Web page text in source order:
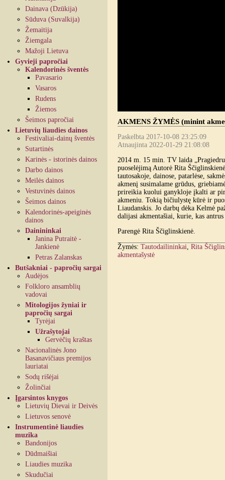
Dainava (Dzūkija)
Sūduva (Suvalkija)
Žemaitija
Žiemgala
Mažoji Lietuva
Gyvieji papročiai
Kalendorinės šventės
Pavasario
Vasaros
Rudens
Žiemos
Šeimos papročiai
Lietuvių liaudies dainos
Festivaliai-dainų šventės
Sutartinės
Karinės - istorinės dainos
Darbo dainos
Meilės dainos
Vestuvinės dainos
Šeimos dainos
Kalendorinės-apeiginės
dainos
Dainininkai
Janina Putraitė -
Jankienė
Petras Zalanskas
Butšakniai - papročių sargai
Audėjos
Folkloro ansamblių
vadovai
Mitologijos žyniai ir
papročių sargai
Tyrėjai
Užrašytojai
Gervėčių kraštas
Nacionalinės Jono
Basanavičiaus premijos
lauriatai
Sodų rišėjai
Žolinčiai
Įgarsintos knygos
Lietuvių Dievai ir Deivės
Lietuvos senovė
Instrumentinė liaudies
muzika
Bandonijos
Dūdmaišiai
Liaudies muzika
Skudučiai
AKMENS ŽYMĖS (minint
Paskelbta 2017-10-08 23:25:09
Atnaujinta 2022-01-29 21:08:08
2014 m. 15 min. TV laida
puoselėjimą Autorė Rita
tautosakoje, dainose, patarlėse,
akmenį susimalame grūdus,
prireikia kuolui ganykloje įkalti ar
akmeniu. Tokią bičiulystę kūrė ir
Liaudanskis. Jo darbų dėka Kelmė
dalijasi akmentašiai, kurie, kas
Parengė Rita Ščiglinskienė.
Žymės: Tautodailininkai Rita
akmentašystė